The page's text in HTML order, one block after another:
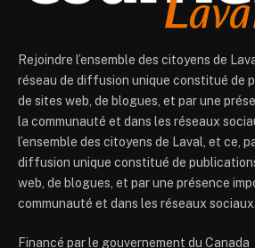
Rejoindre l’ensemble des citoyens de
réseau de diffusion unique constitué de
de sites web, de blogues, et par une
la communauté et dans les réseaux
l’ensemble des citoyens de Laval, et ce,
diffusion unique constitué de
web, de blogues, et par une présence
communauté et dans les réseaux sociaux.
Financé par le gouvernement du Canada